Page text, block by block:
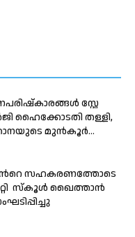
സ്റ്റേ
ഹൈക്കോടതി തള്ളി,
മുന്‍കൂര്‍...
സഹകരണത്തോടെ
സ്‌കൂള്‍ ഖൈത്താന്‍